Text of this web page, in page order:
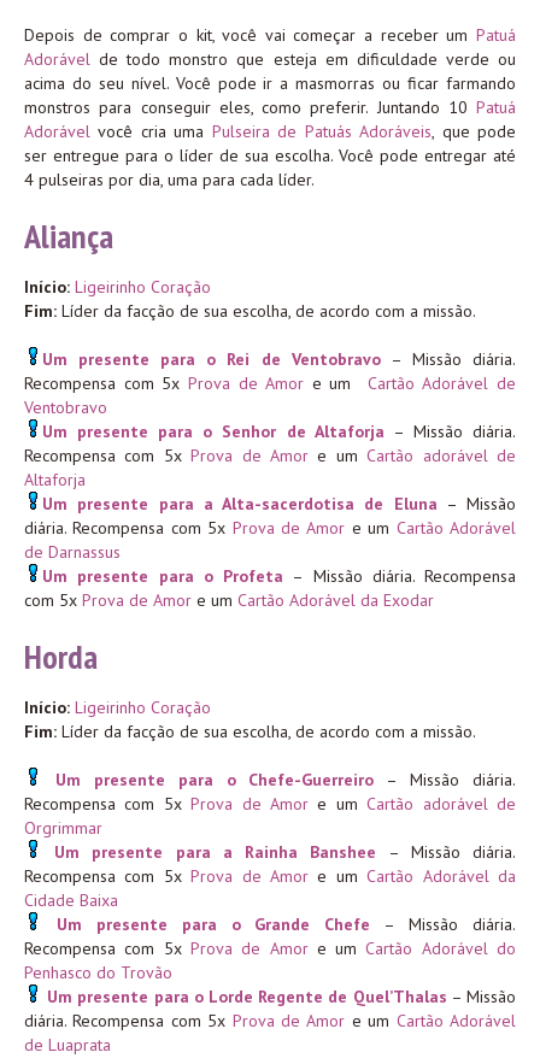
Depois de comprar o kit, você vai começar a receber um Patuá
Adorável de todo monstro que esteja em dificuldade verde ou
acima do seu nível. Você pode ir a masmorras ou ficar farmando
monstros para conseguir eles, como preferir. Juntando 10 Patuá
Adorável você cria uma Pulseira de Patuás Adoráveis, que pode
ser entregue para o líder de sua escolha. Você pode entregar até
4 pulseiras por dia, uma para cada líder.
Aliança
Início: Ligeirinho Coração
Fim: Líder da facção de sua escolha, de acordo com a missão.
Um presente para o Rei de Ventobravo– Missão diária.
Recompensa com 5x Prova de Amor e um Cartão Adorável de
Ventobravo
Um presente para o Senhor de Altaforja – Missão diária.
Recompensa com 5xProva de Amor e umCartão adorável de
Altaforja
Um presente para a Alta-sacerdotisa de Eluna – Missão
diária. Recompensa com 5x Prova de Amor e um Cartão Adorável
de Darnassus
Um presente para o Profeta – Missão diária. Recompensa
com 5x Prova de Amor e um Cartão Adorável da Exodar
Horda
Início: Ligeirinho Coração
Fim: Líder da facção de sua escolha, de acordo com a missão.
Um presente para o Chefe-Guerreiro – Missão diária.
Recompensa com 5xProva de Amor e umCartão adorável de
Orgrimmar
Um presente para a Rainha Banshee
– Missão diária.
Recompensa com 5xProva de Amor e umCartão Adorável da
Cidade Baixa
Um presente para o Grande Chefe – Missão diária.
Recompensa com 5x Prova de Amore umCartão Adorável do
Penhasco do Trovão
Um presente para o Lorde Regente de Quel’Thalas – Missão
diária. Recompensa com 5x Prova de Amor e um Cartão Adorável
de Luaprata